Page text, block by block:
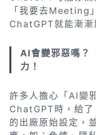
「我要去Meeting
ChatGPT就能漸漸
AI會變邪惡嗎？
力！
許多人擔心「AI變
ChatGPT時，給了
的出廠原始設定，